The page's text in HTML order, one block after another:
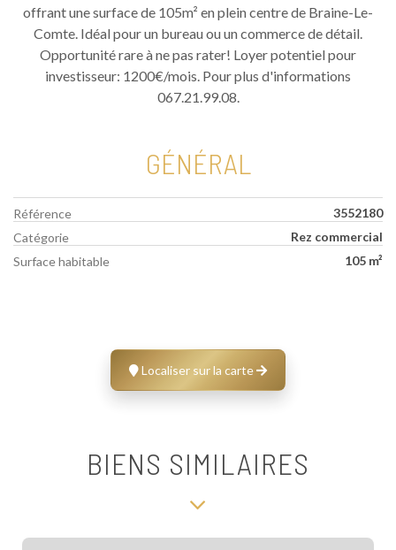
offrant une surface de 105m² en plein centre de Braine-Le-
Comte. Idéal pour un bureau ou un commerce de détail.
Opportunité rare à ne pas rater! Loyer potentiel pour
investisseur: 1200€/mois. Pour plus d'informations
067.21.99.08.
GÉNÉRAL
Référence
3552180
Catégorie
Rez commercial
Surface habitable
105 m²
Localiser sur la carte
BIENS SIMILAIRES